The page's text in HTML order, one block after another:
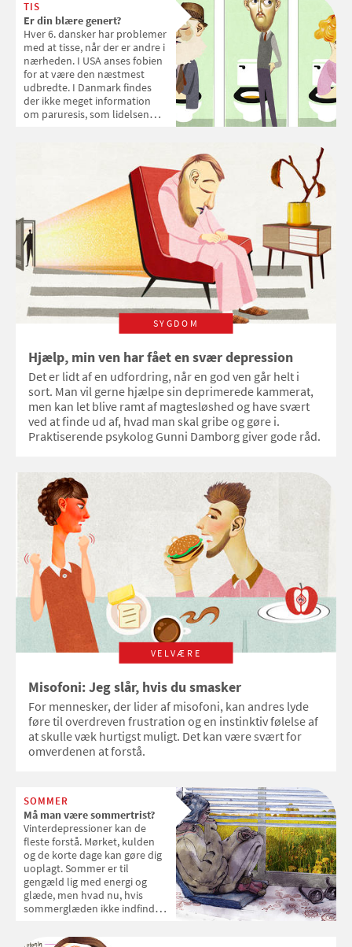
hvorfor mænd græder mindre
end kvinder.
TIS
Er din blære genert?
Hver 6. dansker har problemer
med at tisse, når der er andre i
nærheden. I USA anses fobien
for at være den næstmest
udbredte. I Danmark findes
der ikke meget information
om paruresis, som lidelsen
SYGDOM
Hjælp, min ven har fået en svær depression
Det er lidt af en udfordring, når en god ven går helt i
sort. Man vil gerne hjælpe sin deprimerede kammerat,
men kan let blive ramt af magtesløshed og have svært
ved at finde ud af, hvad man skal gribe og gøre i.
Praktiserende psykolog Gunni Damborg giver gode råd.
VELVÆRE
Misofoni: Jeg slår, hvis du smasker
For mennesker, der lider af misofoni, kan andres lyde
føre til overdreven frustration og en instinktiv følelse af
at skulle væk hurtigst muligt. Det kan være svært for
omverdenen at forstå.
SOMMER
Må man være sommertrist?
Vinterdepressioner kan de
fleste forstå. Mørket, kulden
og de korte dage kan gøre dig
uoplagt. Sommer er til
gengæld lig med energi og
glæde, men hvad nu, hvis
sommerglæden ikke indfinder